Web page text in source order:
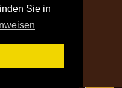
Sie in